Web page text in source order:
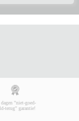
dagen "niet-goed-
terug" garantie!